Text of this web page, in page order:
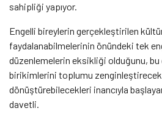
sahipliği yapıyor.
Engelli bireylerin gerçekleştirilen
faydalanabilmelerinin önündeki tek
düzenlemelerin eksikliği olduğunu, bu
birikimlerini toplumu zenginleştirecek
dönüştürebilecekleri inancıyla
davetli.